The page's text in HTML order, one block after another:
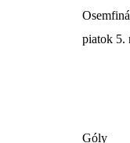
piatok 5.
Góly